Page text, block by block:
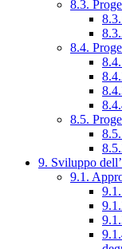
8.3.
8.4.
8.5.
9. Sviluppo
9.1.